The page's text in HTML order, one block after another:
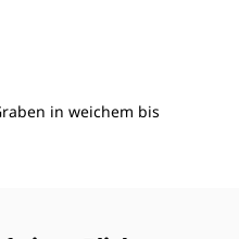
in weichem bis